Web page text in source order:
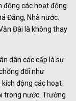
động các hoạt động
Đảng, Nhà nước.
Đài là không thay
dân các cấp là sự
đối như
kích động các hoạt
trong nước. Trường